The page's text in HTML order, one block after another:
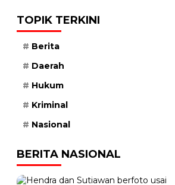
TOPIK TERKINI
Berita
Daerah
Hukum
Kriminal
Nasional
BERITA NASIONAL